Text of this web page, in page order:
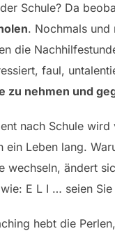
Schule? Da
. Nochmals und
die
faul,
zu nehmen und
nach Schule
ein Leben lang.
wechseln, ändert
E L I … seien Sie
hebt die